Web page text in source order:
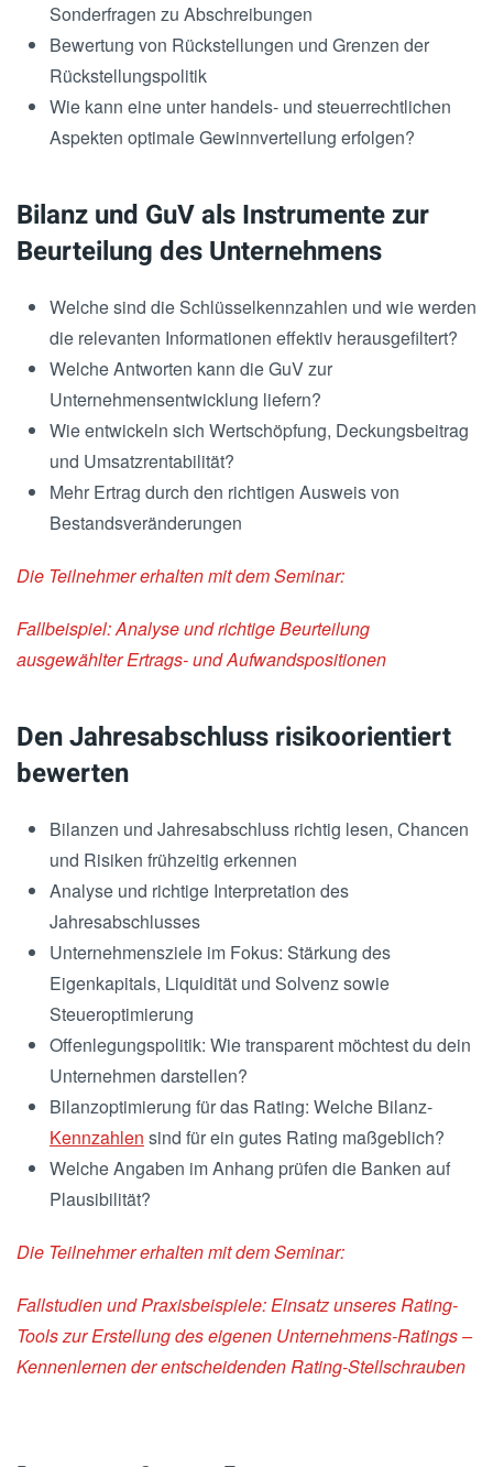
Sonderfragen zu Abschreibungen
Bewertung von Rückstellungen und Grenzen der
Rückstellungspolitik
Wie kann eine unter handels- und steuerrechtlichen
Aspekten optimale Gewinnverteilung erfolgen?
Bilanz und GuV als Instrumente zur
Beurteilung des Unternehmens
Welche sind die Schlüsselkennzahlen und wie werden
die relevanten Informationen effektiv herausgefiltert?
Welche Antworten kann die GuV zur
Unternehmensentwicklung liefern?
Wie entwickeln sich Wertschöpfung, Deckungsbeitrag
und Umsatzrentabilität?
Mehr Ertrag durch den richtigen Ausweis von
Bestandsveränderungen
Die Teilnehmer erhalten mit dem Seminar:
Fallbeispiel: Analyse und richtige Beurteilung
ausgewählter Ertrags- und Aufwandspositionen
Den Jahresabschluss risikoorientiert
bewerten
Bilanzen und Jahresabschluss richtig lesen, Chancen
und Risiken frühzeitig erkennen
Analyse und richtige Interpretation des
Jahresabschlusses
Unternehmensziele im Fokus: Stärkung des
Eigenkapitals, Liquidität und Solvenz sowie
Steueroptimierung
Offenlegungspolitik: Wie transparent möchtest du dein
Unternehmen darstellen?
Bilanzoptimierung für das Rating: Welche Bilanz-
Kennzahlen sind für ein gutes Rating maßgeblich?
Welche Angaben im Anhang prüfen die Banken auf
Plausibilität?
Die Teilnehmer erhalten mit dem Seminar:
Fallstudien und Praxisbeispiele: Einsatz unseres Rating-
Tools zur Erstellung des eigenen Unternehmens-Ratings –
Kennenlernen der entscheidenden Rating-Stellschrauben